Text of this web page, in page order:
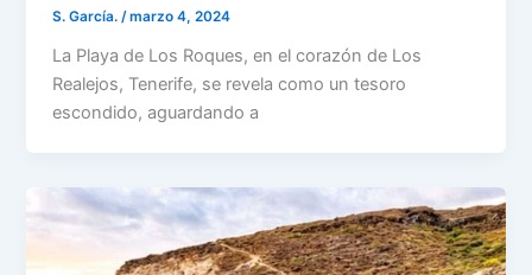
S. García./marzo 4, 2024
La Playa de Los Roques, en el corazón de Los
Realejos, Tenerife, se revela como un tesoro
escondido, aguardando a